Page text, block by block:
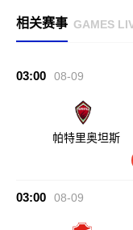
相关赛事 GAMES
03:00 08-09
帕特里奥坦斯
03:00 08-09